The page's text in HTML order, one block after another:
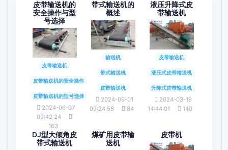
皮带输送机的
安全操作与型
号选择
皮带输送机
皮带输送机的安全操作
皮带输送机的型号选择
2024-06-07
09:42:24
163
带式输送机的
概述
输送机
带式输送机
皮带输送机
2024-06-01
09:24:58
84
液压升降式皮
带输送机
皮带输送机
液压式皮带输送机
升降式皮带输送机
2024-03-19
14:44:01
140
DJ型大倾角皮
带式输送机
煤矿用皮带输
送机
皮带机